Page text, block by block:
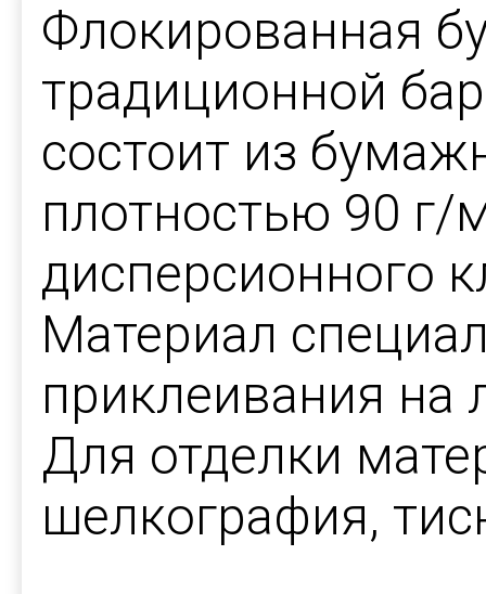
Флокированная
традиционной
состоит из
плотностью 90 г/
дисперсионного
Материал
приклеивания на
Для отделки
шелкография,